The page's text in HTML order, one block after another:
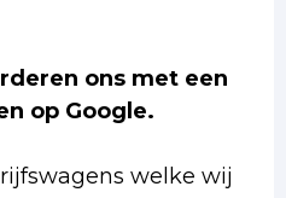
ons met een
op Google.
welke wij